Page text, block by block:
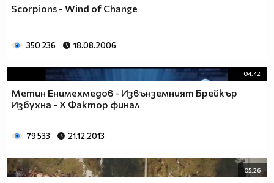
Scorpions - Wind of Change
350 236 18.08.2006
04:42
Метин Енимехмедов - Извънземният Брейкър
Избухна - Х Фактор финал
79 533 21.12.2013
05:26